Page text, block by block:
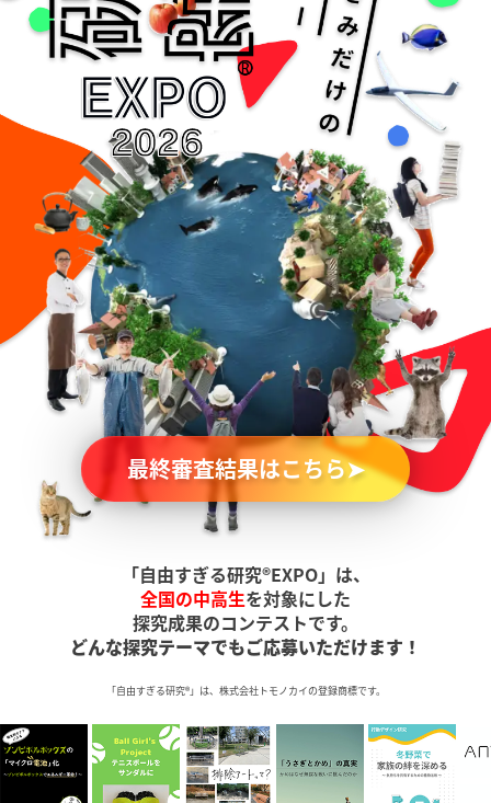
最終審査結果発表
過去の受賞作品
関連記事
お問い合わせ
最終審査結果はこちら➤
「自由すぎる研究®EXPO」は、
全国の中高生を対象にした
探究成果のコンテストです。
どんな探究テーマでもご応募いただけます！
「自由すぎる研究®」は、株式会社トモノカイの登録商標です。